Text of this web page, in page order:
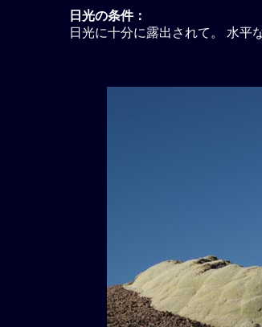
日光の条件：
日光に十分に露出されて。 水平